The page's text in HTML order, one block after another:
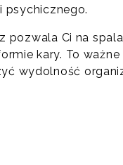
psychicznego.
Ci na
kary. To
wydolność